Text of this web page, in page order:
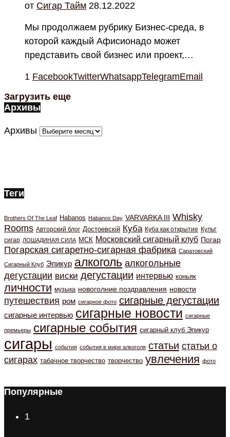
от Cигар Тайм 28.12.2022
Мы продолжаем рубрику Бизнес-среда, в
которой каждый Афисионадо может
представить свой бизнес или проект,…
1 FacebookTwitterWhatsappTelegramEmail
Загрузить еще
Архивы
Архивы
Теги
Brothers Of The Leaf Habanos Habanos Day VARVARKA III Whisky
Rooms Авторский блог Достоевскiй Куба Куба как открытие Культ
сигар ЛОШАДИНАЯ СИЛА МСК Московский сигарный клуб Погар
Погарская сигаретно-сигарная фабрика Саратовский
Сигарный Клуб Эпикур алкоголь алкогольные
дегустации виски дегустации интервью коньяк
личности музыка новоголние поздравления новости
путешествия ром сигарное фото сигарные дегустации
сигарные интервью сигарные новости сигарные
премьеры сигарные события сигарный клуб Эпикур
сигары события события в мире алкоголя статьи статьи о
сигарах табачное творчество творчество увлечения фото
Популярные
1